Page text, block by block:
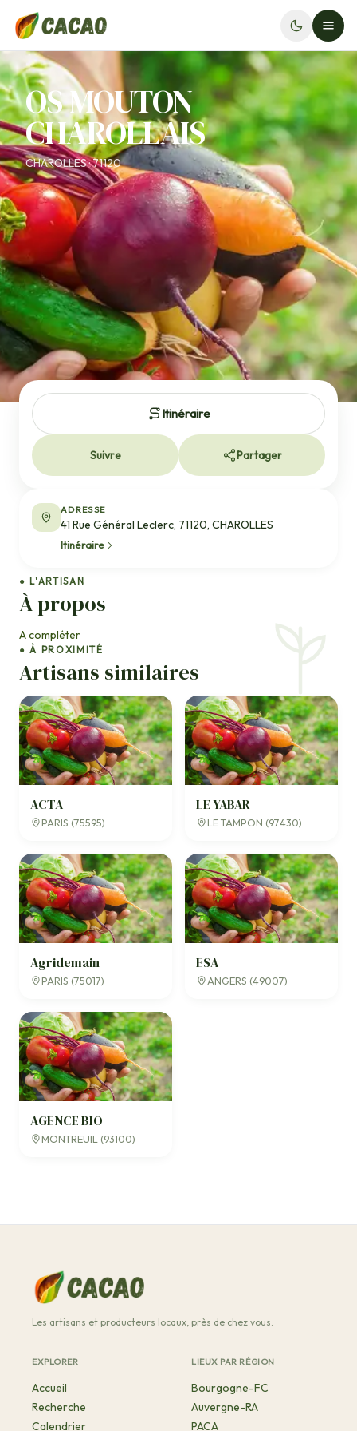
OS MOUTON
CHAROLLAIS
CHAROLLES · 71120
● L'ARTISAN
À propos
A compléter
● À PROXIMITÉ
Artisans similaires
ACTA
PARIS (75595)
LE YABAR
LE TAMPON (97430)
Agridemain
PARIS (75017)
ESA
ANGERS (49007)
AGENCE BIO
MONTREUIL (93100)
Itinéraire
Suivre Partager
ADRESSE
41 Rue Général Leclerc, 71120, CHAROLLES
Itinéraire
Les artisans et producteurs locaux, près de chez vous.
EXPLORER
Accueil
Recherche
Calendrier
LIEUX PAR RÉGION
Bourgogne-FC
Auvergne-RA
PACA